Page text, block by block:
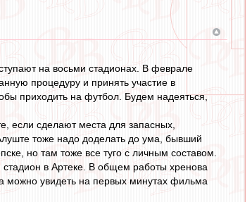
на восьми стадионах. В феврале
процедуру и принять участие в
приходить на футбол. Будем надеяться,
если сделают места для запасных,
тоже надо доделать до ума, бывший
но там тоже все туго с личным составом.
в Артеке. В общем работы хренова
можно увидеть на первых минутах фильма